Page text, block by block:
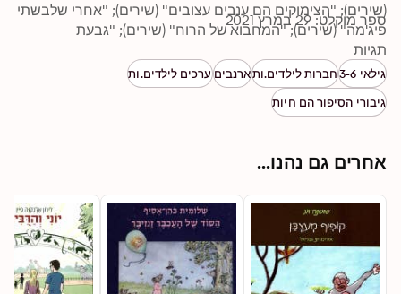
ספורים).
ספר מוקלט: 29 במרץ 2021
תגיות
גילאי 3-6 חברות לילדים.ותארנביםערכים לילדים.ות
גיבורי הסיפור הם חיות
אחרים גם נהנו...